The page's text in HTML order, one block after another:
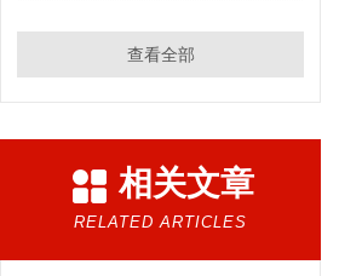
查看全部
相关文章
RELATED ARTICLES